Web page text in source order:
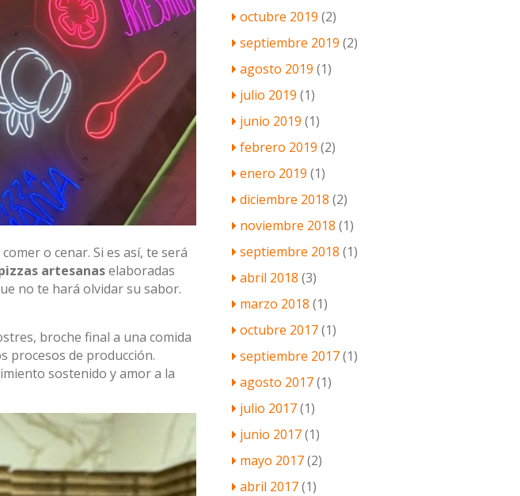
o cenar. Si es así, te será
artesanaselaboradas
no te hará olvidar su sabor.
broche final a una comida
procesos de producción.
sostenido y amor a la
octubre 2019 (2)
septiembre 2019 (2)
agosto 2019 (1)
julio 2019 (1)
junio 2019 (1)
febrero 2019 (2)
enero 2019 (1)
diciembre 2018 (2)
noviembre 2018 (1)
septiembre 2018 (1)
abril 2018 (3)
marzo 2018 (1)
octubre 2017(1)
septiembre 2017(1)
agosto 2017(1)
julio 2017(1)
junio 2017(1)
mayo 2017(2)
abril 2017(1)